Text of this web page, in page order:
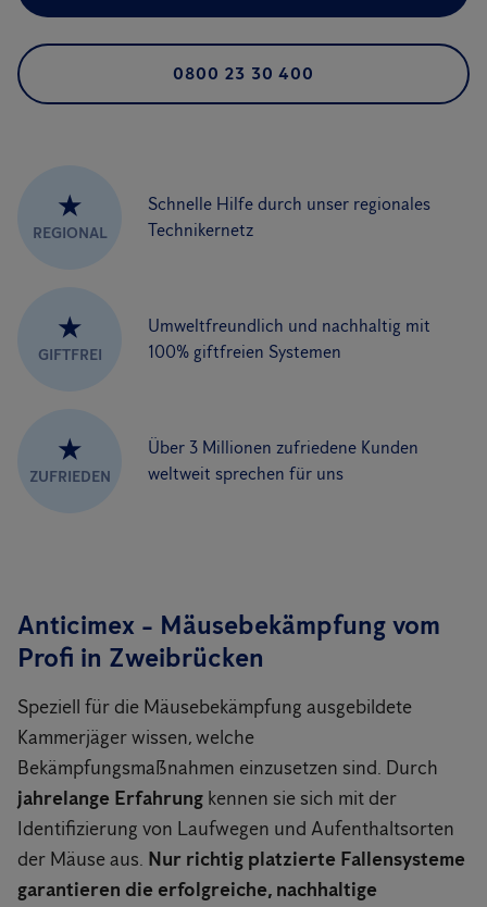
0800 23 30 400
★
REGIONAL
Schnelle Hilfe durch unser regionales
Technikernetz
★
GIFTFREI
Umweltfreundlich und nachhaltig mit
100% giftfreien Systemen
★
ZUFRIEDEN
Über 3 Millionen zufriedene Kunden
weltweit sprechen für uns
Anticimex - Mäusebekämpfung vom
Profi in Zweibrücken
Speziell für die Mäusebekämpfung ausgebildete
Kammerjäger wissen, welche
Bekämpfungsmaßnahmen einzusetzen sind. Durch
jahrelange Erfahrung kennen sie sich mit der
Identifizierung von Laufwegen und Aufenthaltsorten
der Mäuse aus. Nur richtig platzierte Fallensysteme
garantieren die erfolgreiche, nachhaltige